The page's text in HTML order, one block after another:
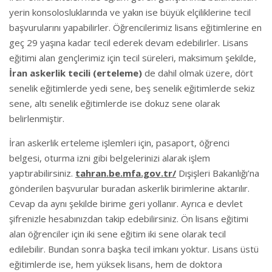
yerin konsolosluklarında ve yakın ise büyük elçiliklerine tecil
başvurularını yapabilirler. Öğrencilerimiz lisans eğitimlerine en
geç 29 yaşına kadar tecil ederek devam edebilirler. Lisans
eğitimi alan gençlerimiz için tecil süreleri, maksimum şekilde,
İran askerlik tecili (erteleme) de dahil olmak üzere, dört
senelik eğitimlerde yedi sene, beş senelik eğitimlerde sekiz
sene, altı senelik eğitimlerde ise dokuz sene olarak
belirlenmiştir.
İran askerlik erteleme işlemleri için, pasaport, öğrenci
belgesi, oturma izni gibi belgelerinizi alarak işlem
yaptırabilirsiniz. tahran.be.mfa.gov.tr/ Dışişleri Bakanlığı’na
gönderilen başvurular buradan askerlik birimlerine aktarılır.
Cevap da aynı şekilde birime geri yollanır. Ayrıca e devlet
şifrenizle hesabınızdan takip edebilirsiniz. Ön lisans eğitimi
alan öğrenciler için iki sene eğitim iki sene olarak tecil
edilebilir. Bundan sonra başka tecil imkanı yoktur. Lisans üstü
eğitimlerde ise, hem yüksek lisans, hem de doktora